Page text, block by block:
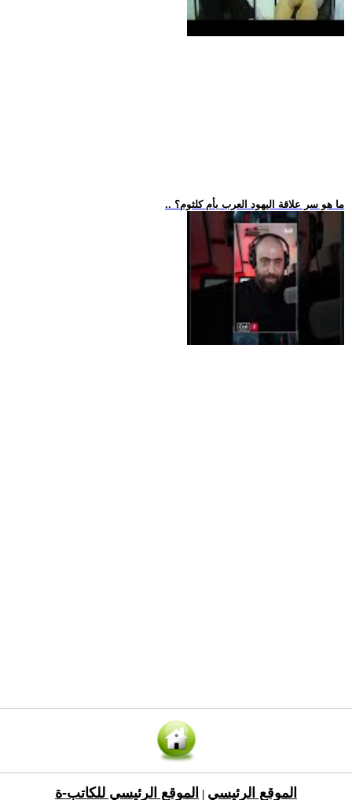
.. ما هو سر علاقة اليهود العرب بأم كلثوم؟
الموقع الرئيسي الموقع الرئيسي للكاتب-ة